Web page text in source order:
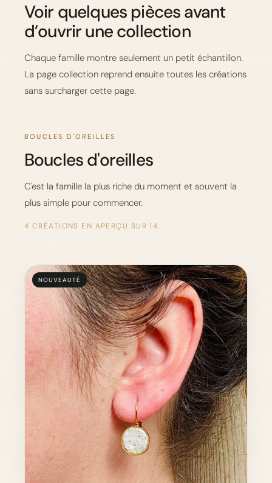
Voir quelques pièces avant
d’ouvrir une collection
Chaque famille montre seulement un petit échantillon.
La page collection reprend ensuite toutes les créations
sans surcharger cette page.
BOUCLES D'OREILLES
Boucles d'oreilles
C'est la famille la plus riche du moment et souvent la
plus simple pour commencer.
4 CRÉATIONS EN APERÇU SUR 14.
NOUVEAUTÉ